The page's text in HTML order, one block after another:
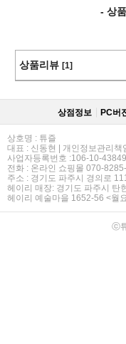
- 상
상품리뷰 [1]
상점정보 PC버
상호명 : 튜즐
대표 : 신동현 | 개인정보관리책
사업자등록번호 :106-10-
전화 : 온라인 쇼핑몰 070-
주소 : 경기도 파주시 경의로
헤이리 매장: 경기도 파주시 탄
헤이리 예술마을 1652-56 <월
ⓒ